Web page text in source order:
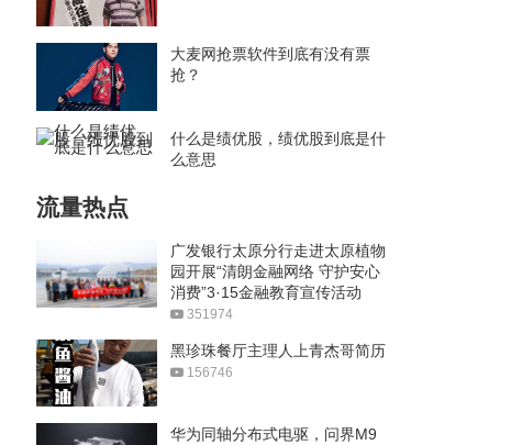
大麦网抢票软件到底有没有票
抢？
什么是绩优股，绩优股到底是什
么意思
流量热点
广发银行太原分行走进太原植物
园开展“清朗金融网络 守护安心
消费”3·15金融教育宣传活动
351974
黑珍珠餐厅主理人上青杰哥简历
156746
华为同轴分布式电驱，问界M9